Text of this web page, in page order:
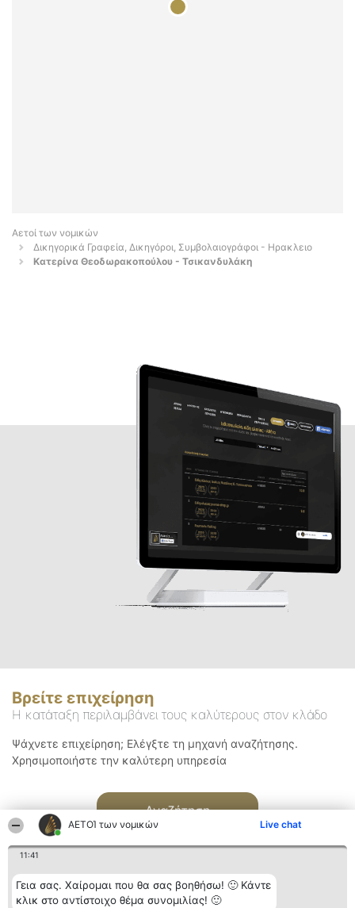
ΑΕΤΟΊ των νομικών Live chat
11:41
Γεια σας. Χαίρομαι που θα σας βοηθήσω! 🙂 Κάντε
κλικ στο αντίστοιχο θέμα συνομιλίας! 🙂
Αετοί των νομικών
Δικηγορικά Γραφεία, Δικηγόροι, Συμβολαιογράφοι - Ηρακλειο
Κατερίνα Θεοδωρακοπούλου - Τσικανδυλάκη
Βρείτε επιχείρηση
Η κατάταξη περιλαμβάνει τους καλύτερους στον κλάδο
Ψάχνετε επιχείρηση; Ελέγξτε τη μηχανή αναζήτησης.
Χρησιμοποιήστε την καλύτερη υπηρεσία
Αναζήτηση